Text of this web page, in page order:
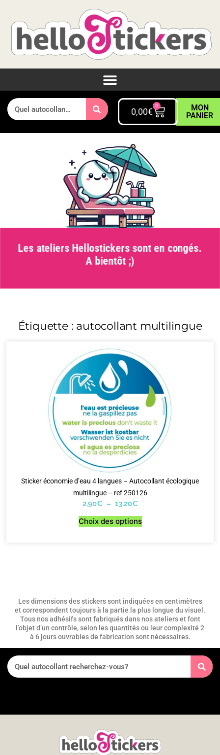
0,00€
0
MON
PANIER
Les ateliers Hellostickers sont en congés.
A bientôt ;)
Étiquette : autocollant multilingue
Sticker économie d’eau 4 langues – Autocollant écologique
multilingue – ref 250126
2,90€ – 13,20€
Choix des options
Les dimensions des stickers sont indiquées en centimètres
et correspondent toujours à la partie la plus longue du visuel.
Tous nos adhésifs sont fabriqués dans nos ateliers et font
l’objet d’un contrôle, selon les quantités ou leur complexité 2
à 6 jours ouvrables de fabrication sont nécessaires.